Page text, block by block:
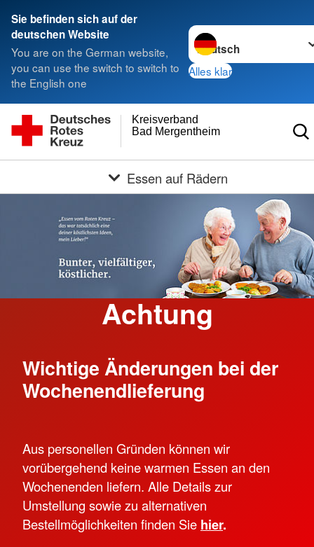
Sie befinden sich auf der
deutschen Website
You are on the German website,
you can use the switch to switch to
the English one
Sprache wechseln zu
Alles klar
Bad Mergentheim e.V.
Kreisverband
Essen auf Rädern
Achtung
Wichtige Änderungen bei der
Wochenendlieferung
Aus personellen Gründen können wir
vorübergehend keine warmen Essen an den
Wochenenden liefern. Alle Details zur
Umstellung sowie zu alternativen
Bestellmöglichkeiten finden Sie hier.